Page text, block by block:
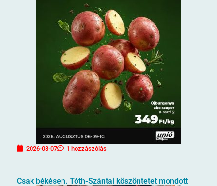
2026-08-07 1 hozzászólás
Csak békésen. Tóth-Szántai köszöntetet mondott